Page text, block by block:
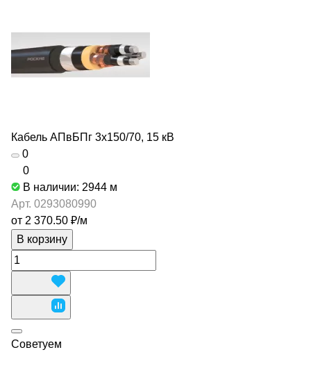
Кабель АПвБПг 3х150/70, 15 кВ
0
0
В наличии: 2944 м
Арт. 0293080990
от 2 370.50 ₽/м
В корзину
Советуем